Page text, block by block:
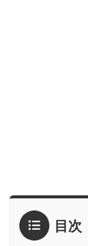
目次